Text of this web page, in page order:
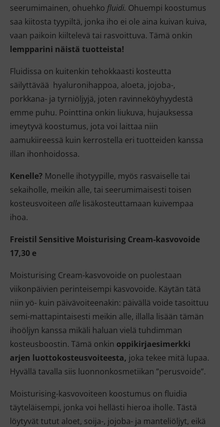
seerumimainen, ohuehko fluidi. Ohuempi koostumus
saa kiitosta tyypiltä, jonka iho ei ole aina kuivan kuiva,
vaan paikoin kiiltelevä tai rasvoittuva. Tämä onkin
lempparini näistä tuotteista!
Fluidissa on kuitenkin tehokkaasti kosteutta
säilyttävää hyaluronihappoa, aloeta, jojoba-,
porkkana- ja tyrniöljyjä, joten ravinneköyhyydestä
emme puhu. Pointtina onkin liukuva, hujauksessa
imeytyvä koostumus, jota voi laittaa niin
aamukiireessä kuin kerrostella eri tuotteiden kanssa
illan ihonhoidossa.
Kenelle? Monelle ihotyypille, myös rasvaiselle tai
sekaiholle, meikin alle, tai seerumimaisesti toisen
kosteusvoiteen alle lisäkosteuttamaan kuivempaa
ihoa.
Freistil Sensitive Moisturising Cream-kasvovoide
17,30 e
Moisturising Cream-kasvovoide on puolestaan
viikonpäivien perinteisempi kasvovoide. Käytän tätä
niin yö- kuin päivävoiteenakin: päivällä voide tasoittuu
semi-mattapintaisesti meikin alle, illalla lisään tämän
ihoöljyn kanssa mikäli haluan vielä tuhdimman
kosteusboostin. Tämä onkin oppikirjaesimerkki
arjen luottokosteusvoiteesta, joka tekee mitä lupaa.
Hyvällä tavalla siis luonnonkosmetiikan ”perusvoide”.
Moisturising-kasvovoiteen koostumus on fluidia
täyteläisempi, jonka voi hellästi hieroa iholle. Tästä
löytyvät tutut aloet, soija-, jojoba- ja manteliöljyt, eikä